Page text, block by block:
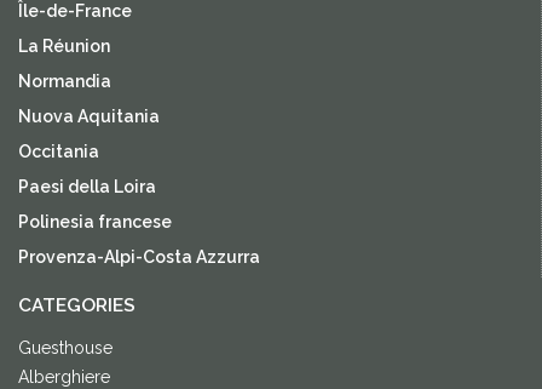
Île-de-France
La Réunion
Normandia
Nuova Aquitania
Occitania
Paesi della Loira
Polinesia francese
Provenza-Alpi-Costa Azzurra
CATEGORIES
Guesthouse
Alberghiere